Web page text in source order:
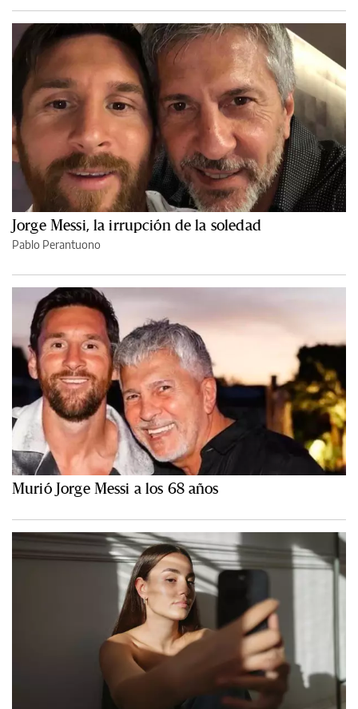
Jorge Messi, la irrupción de la soledad
Pablo Perantuono
Murió Jorge Messi a los 68 años